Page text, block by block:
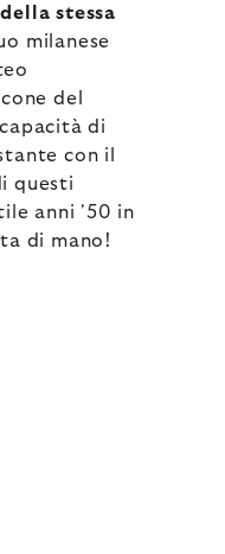
stessa
milanese
del
di
con il
questi
anni '50 in
di mano!